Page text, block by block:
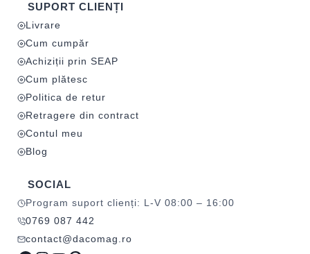
SUPORT CLIENȚI
Livrare
Cum cumpăr
Achiziții prin SEAP
Cum plătesc
Politica de retur
Retragere din contract
Contul meu
Blog
SOCIAL
Program suport clienți: L-V 08:00 – 16:00
0769 087 442
contact@dacomag.ro